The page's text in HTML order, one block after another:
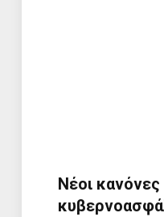
Νέοι κανόνες